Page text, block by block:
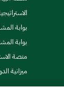
بوابة
بوابة
منصة
ميزانية